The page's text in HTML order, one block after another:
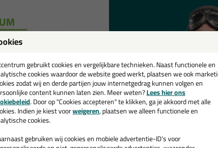
Omschrijving Specificaties
beglazingsband ZA super
je PE beglazingsband ZA super 4x9mm pakje 100m in een
pakje 100m in de kleur Wit is te gebruiken voor verschillende
makkelijk te gebruiken is. Bestel de PE beglazingsband ZA super
en op werkdagen besteld = morgen in huis.
gebruikt cookies en vergelijkbare technieken. Naast functionele en
cookies waardoor de website goed werkt, plaatsen we ook
zodat wij en derde partijen jouw internetgedrag kunnen volgen en
content kunnen laten zien. Meer weten?Lees hier ons
. Door op "Cookies accepteren" te klikken, ga je akkoord met alle
Indien je kiest voorweigeren, plaatsen we alleen functionele en
cookies.
gebruiken wij cookies en mobiele advertentie-ID’s voor
💚
en ontvang een
€35,-bij je eerste bestelling!